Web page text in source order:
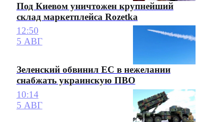
Под Киевом уничтожен крупнейший
склад маркетплейса Rozetka
12:50
5 АВГ
Зеленский обвинил ЕС в нежелании
снабжать украинскую ПВО
10:14
5 АВГ